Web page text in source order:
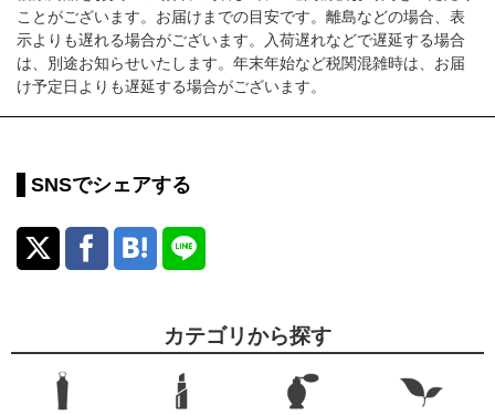
ことがございます。お届けまでの目安です。離島などの場合、表
示よりも遅れる場合がございます。入荷遅れなどで遅延する場合
は、別途お知らせいたします。年末年始など税関混雑時は、お届
け予定日よりも遅延する場合がございます。
SNSでシェアする
カテゴリから探す